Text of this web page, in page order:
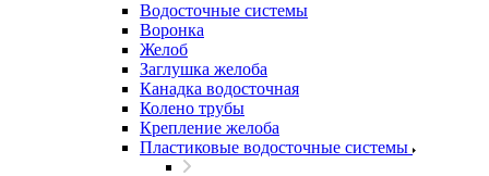
Водосточные системы
Воронка
Желоб
Заглушка желоба
Канадка водосточная
Колено трубы
Крепление желоба
Пластиковые водосточные системы